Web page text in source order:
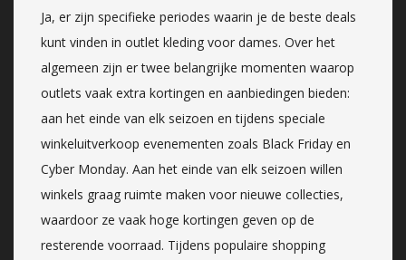
Ja, er zijn specifieke periodes waarin je de beste deals
kunt vinden in outlet kleding voor dames. Over het
algemeen zijn er twee belangrijke momenten waarop
outlets vaak extra kortingen en aanbiedingen bieden:
aan het einde van elk seizoen en tijdens speciale
winkeluitverkoop evenementen zoals Black Friday en
Cyber Monday. Aan het einde van elk seizoen willen
winkels graag ruimte maken voor nieuwe collecties,
waardoor ze vaak hoge kortingen geven op de
resterende voorraad. Tijdens populaire shopping